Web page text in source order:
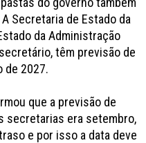
Secretaria de Estado da
da Administração
têm previsão de
de 2027.
que a previsão de
secretarias era setembro,
e por isso a data deve